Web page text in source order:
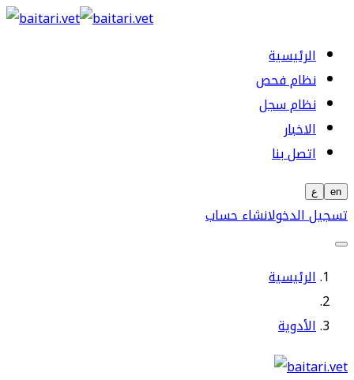
الرئيسية
نظام فحص
نظام سجل
الاخبار
اتصل بنا
en ع
تسجيل الدخولانشاء حساب
الرئيسية
الأدوية